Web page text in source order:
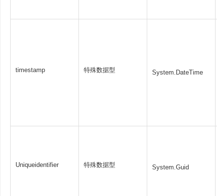
timestamp 特殊数据型 System.DateTime
Uniqueidentifier 特殊数据型 System.Guid